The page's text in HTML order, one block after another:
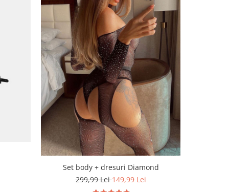
Set body + dresuri Diamond
299,99 Lei149,99 Lei